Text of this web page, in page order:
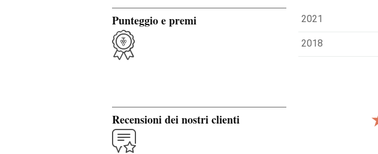
Punteggio e premi 2021
2018
Recensioni dei nostri clienti